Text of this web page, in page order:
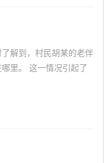
解到，村民胡某的老伴
里。 这一情况引起了